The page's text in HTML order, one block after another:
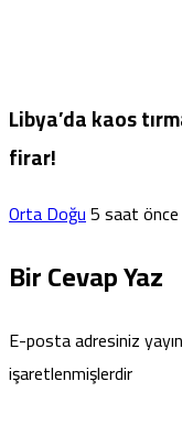
Libya’da kaos
firar!
Orta Doğu5 saat önce
Bir Cevap Yaz
E-posta adresiniz
işaretlenmişlerdir